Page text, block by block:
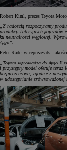
Robert Kiml, prezes Toyota
„Z radością rozpoczynamy
produkcji bateryjnych pojazdów
ku neutralności węglowej.
Aygo”.
Peter Rade, wiceprezes ds.
„Toyota wprowadza do Aygo X
i przystępny model oferuje teraz
bezpieczeństwa, zgodnie z
w udostępnianie zrównoważonej